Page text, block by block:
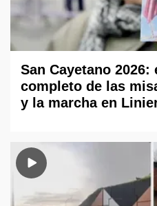
San Cayetano
completo de las
y la marcha en